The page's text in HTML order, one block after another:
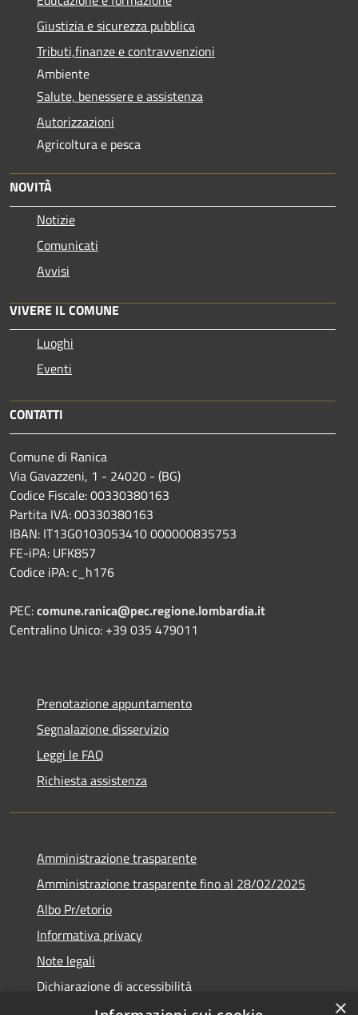
Giustizia e sicurezza pubblica
Tributi,finanze e contravvenzioni
Ambiente
Salute, benessere e assistenza
Autorizzazioni
Agricoltura e pesca
NOVITÀ
Notizie
Comunicati
Avvisi
VIVERE IL COMUNE
Luoghi
Eventi
CONTATTI
Comune di Ranica
Via Gavazzeni, 1 - 24020 - (BG)
Codice Fiscale: 00330380163
Partita IVA: 00330380163
IBAN: IT13G0103053410 000000835753
FE-iPA: UFK857
Codice iPA: c_h176
PEC:comune.ranica@pec.regione.lombardia.it
Centralino Unico: +39 035 479011
Prenotazione appuntamento
Segnalazione disservizio
Leggi le FAQ
Richiesta assistenza
Amministrazione trasparente
Amministrazione trasparente fino al 28/02/2025
Albo Pr/etorio
Informativa privacy
Note legali
Dichiarazione di accessibilità
×